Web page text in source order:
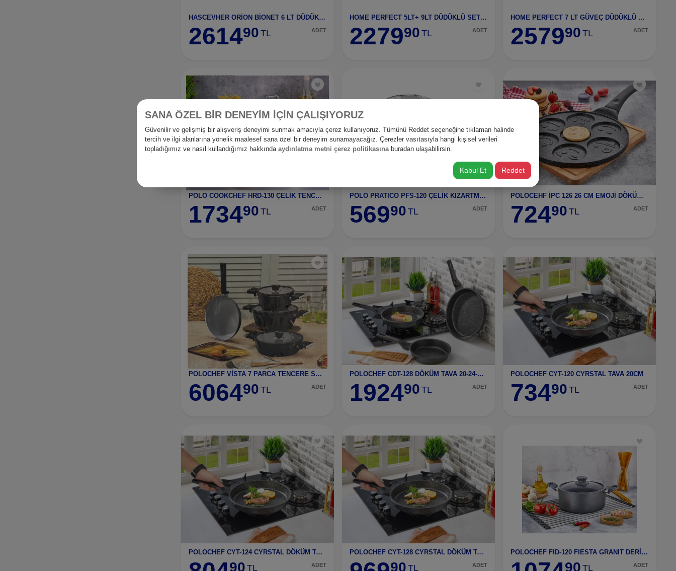
HASCEVHER ORİON BİONET 6 LT DÜDÜKLÜ TENCERE
261490 TL ADET
HOME PERFECT 5LT+ 9LT DÜDÜKLÜ SET SİYAH KULP
227990 TL ADET
HOME PERFECT 7 LT GÜVEÇ DÜDÜKLÜ SİYAH KULP
257990 TL ADET
POLO COOKCHEF HRD-130 ÇELİK TENCERE 30 CM
173490 TL ADET
POLO PRATICO PFS-120 ÇELİK KIZARTMA TAVA 20 CM
56990 TL ADET
POLOCEHF İPC 126 26 CM EMOJİ DÖKÜM PANKEK TAVA
72490 TL ADET
POLOCHEF VİSTA 7 PARCA TENCERE SET GREY
606490 TL ADET
POLOCHEF CDT-128 DÖKÜM TAVA 20-24-28 SET
192490 TL ADET
POLOCHEF CYT-120 CYRSTAL TAVA 20CM
73490 TL ADET
POLOCHEF CYT-124 CYRSTAL DÖKÜM TAVA 24CM
90 TL ADET
POLOCHEF CYT-128 CYRSTAL DÖKÜM TAVA 28CM
90 TL ADET
POLOCHEF FID-120 FIESTA GRANIT DERİN TENCERE 20 CM
90 TL ADET
SANA ÖZEL BİR DENEYİM İÇİN ÇALIŞIYORUZ
Güvenilir ve gelişmiş bir alışveriş deneyimi sunmak amacıyla çerez kullanıyoruz. Tümünü Reddet seçeneğine tıklaman halinde
tercih ve ilgi alanlarına yönelik maalesef sana özel bir deneyim sunamayacağız. Çerezler vasıtasıyla hangi kişisel verileri
topladığımız ve nasıl kullandığımız hakkında aydınlatma metni çerez politikasınaburadan ulaşabilirsin.
Kabul Et Reddet